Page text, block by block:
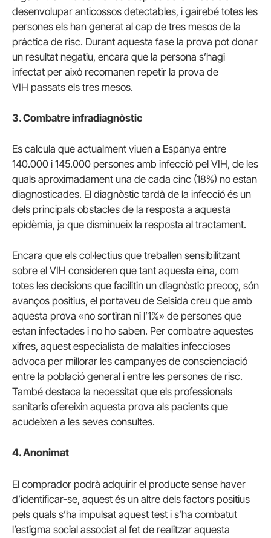
desenvolupar anticossos detectables, i gairebé totes les
persones els han generat al cap de tres mesos de la
pràctica de risc. Durant aquesta fase la prova pot donar
un resultat negatiu, encara que la persona s’hagi
infectat per això recomanen repetir la prova de
VIH passats els tres mesos.
3. Combatre infradiagnòstic
Es calcula que actualment viuen a Espanya entre
140.000 i 145.000 persones amb infecció pel VIH, de les
quals aproximadament una de cada cinc (18%) no estan
diagnosticades. El diagnòstic tardà de la infecció és un
dels principals obstacles de la resposta a aquesta
epidèmia, ja que disminueix la resposta al tractament.
Encara que els col·lectius que treballen sensibilitzant
sobre el VIH consideren que tant aquesta eina, com
totes les decisions que facilitin un diagnòstic precoç, són
avanços positius, el portaveu de Seisida creu que amb
aquesta prova «no sortiran ni l’1%» de persones que
estan infectades i no ho saben. Per combatre aquestes
xifres, aquest especialista de malalties infeccioses
advoca per millorar les campanyes de conscienciació
entre la població general i entre les persones de risc.
També destaca la necessitat que els professionals
sanitaris ofereixin aquesta prova als pacients que
acudeixen a les seves consultes.
4. Anonimat
El comprador podrà adquirir el producte sense haver
d’identificar-se, aquest és un altre dels factors positius
pels quals s’ha impulsat aquest test i s’ha combatut
l’estigma social associat al fet de realitzar aquesta